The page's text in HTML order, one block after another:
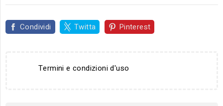
Condividi Twitta Pinterest
Termini e condizioni d'uso